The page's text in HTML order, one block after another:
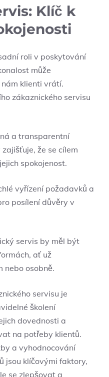
Klíč k
roli v poskytování
může
klienti vrátí.
zákaznického servisu
a transparentní
že se cílem
spokojenost.
vyřízení požadavků a
posílení důvěry v
servis by měl být
ať už
nebo osobně.
servisu je
školení
dovednosti a
na potřeby klientů.
a vyhodnocování
jsou klíčovými faktory,
se zlepšovat a